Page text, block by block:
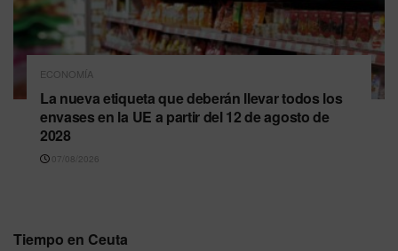
ECONOMÍA
La nueva etiqueta que deberán llevar todos los
envases en la UE a partir del 12 de agosto de
2028
07/08/2026
Tiempo en Ceuta